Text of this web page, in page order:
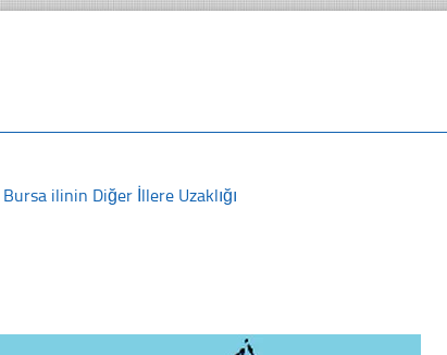
Bursa ilinin Diğer İllere Uzaklığı